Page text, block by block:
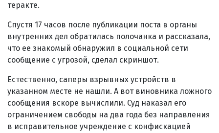
теракте.
Спустя 17 часов после публикации поста в органы
внутренних дел обратилась полочанка и рассказала,
что ее знакомый обнаружил в социальной сети
сообщение с угрозой, сделал скриншот.
Естественно, саперы взрывных устройств в
указанном месте не нашли. А вот виновника ложного
сообщения вскоре вычислили. Суд наказал его
ограничением свободы на два года без направления
в исправительное учреждение с конфискацией